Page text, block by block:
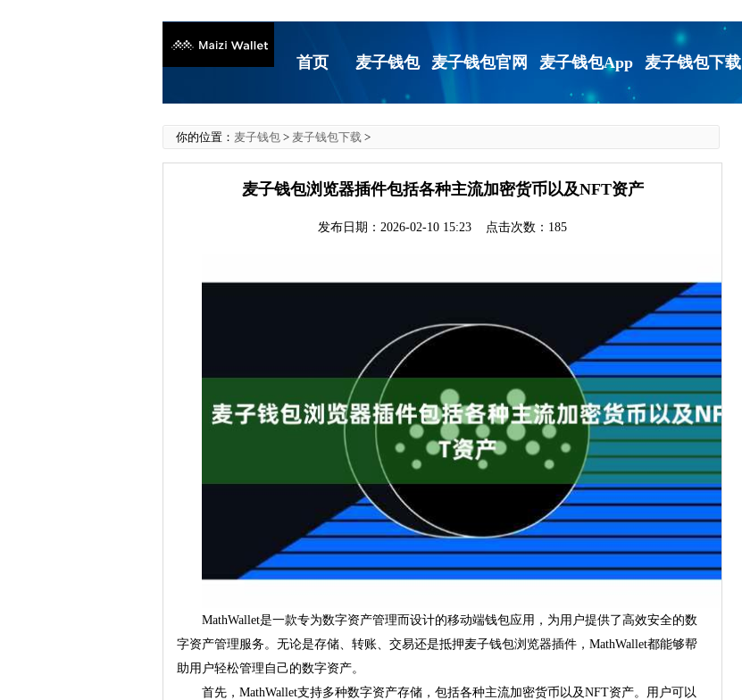
首页 麦子钱包 麦子钱包官网 麦子钱包App 麦子钱包下载
你的位置： 麦子钱包 > 麦子钱包下载 >
麦子钱包浏览器插件包括各种主流加密货币以及NFT资产
发布日期：2026-02-10 15:23 点击次数：185
MathWallet是一款专为数字资产管理而设计的移动端钱包应用，为用户提供了高效安全的数
字资产管理服务。无论是存储、转账、交易还是抵押麦子钱包浏览器插件，MathWallet都能够帮
助用户轻松管理自己的数字资产。
首先，MathWallet支持多种数字资产存储，包括各种主流加密货币以及NFT资产。用户可以